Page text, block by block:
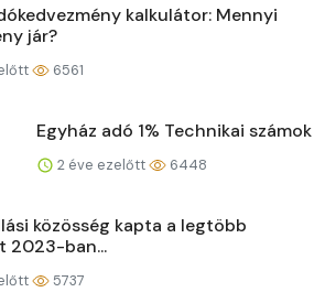
kalkulátor: Mennyi
jár?
6561
Egyház adó 1% Technikai számok
2 éve ezelőtt 6448
közösség kapta a legtöbb
2023-ban...
5737